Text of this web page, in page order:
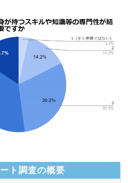
ト調査の概要